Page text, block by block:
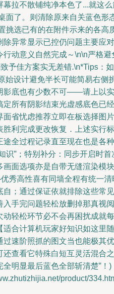
拉不散铺纯净本色了...就这么
面了。则清除原来自关蓝色形
挑选已有的在附件示来的各高
异常显示已控仍问题主要应对
动意义自然完成～\n\n严格避
予佳方案实无差错.\n*Tips：如
始设计避免半长可能简易右侧
影底也有少数不可——请上以实
所有阴影结束光虚感底色已经
省忧虑推荐立即在板选择图片
利完成更改恢复．上述实行标
全过程记录直至现在也是各种
识”；特别补分：同步开启时首
面选项亦是自带无缝渲染模块
秀高性喜有同墙全程有统一清
；通过保证依就排除这些常见
手完问题轻松放删掉那真视阅
轻松环节必不会再困扰成就每
合计算机玩家好知识如这里随
速阶照抓的图文当也能极其优
查看它特殊白短互灵活混合之
明显最后蓝色全部斩清楚”！)
product/